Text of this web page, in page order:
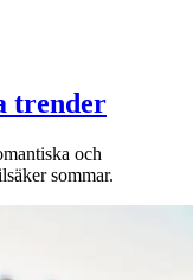
trender
och
sommar.